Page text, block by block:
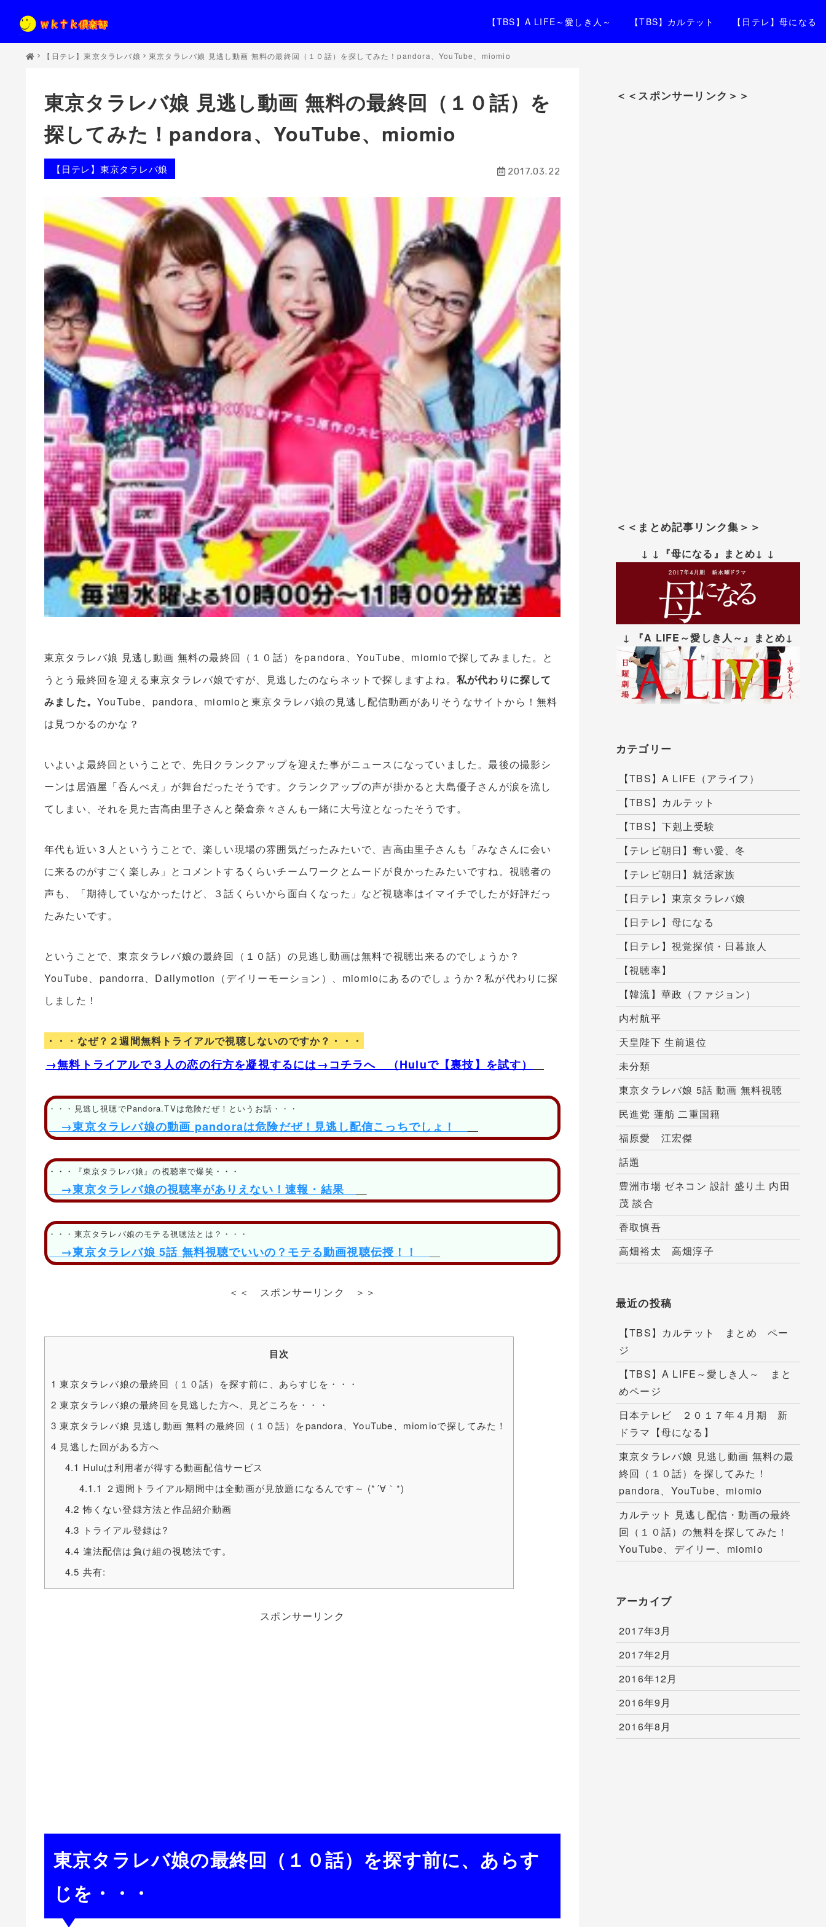
【TBS】A LIFE～愛しき人～ 【TBS】カルテット 【日テレ】母になる
【日テレ】東京タラレバ娘 東京タラレバ娘 見逃し動画 無料の最終回（１０話）を探してみた！pandora、YouTube、miomio
東京タラレバ娘 見逃し動画 無料の最終回（１０話）を
探してみた！pandora、YouTube、miomio
【日テレ】東京タラレバ娘 2017.03.22
東京タラレバ娘 見逃し動画 無料の最終回（１０話）をpandora、YouTube、miomioで探してみました。と
うとう最終回を迎える東京タラレバ娘ですが、見逃したのならネットで探しますよね。 私が代わりに探して
みました。 YouTube、pandora、miomioと東京タラレバ娘の見逃し配信動画がありそうなサイトから！無料
は見つかるのかな？
いよいよ最終回ということで、先日クランクアップを迎えた事がニュースになっていました。最後の撮影シ
ーンは居酒屋「呑んべえ」が舞台だったそうです。クランクアップの声が掛かると大島優子さんが涙を流し
てしまい、それを見た吉高由里子さんと榮倉奈々さんも一緒に大号泣となったそうです。
年代も近い３人といううことで、楽しい現場の雰囲気だったみたいで、吉高由里子さんも「みなさんに会い
に来るのがすごく楽しみ」とコメントするくらいチームワークとムードが良かったみたいですね。視聴者の
声も、「期待していなかったけど、３話くらいから面白くなった」など視聴率はイマイチでしたが好評だっ
たみたいです。
ということで、東京タラレバ娘の最終回（１０話）の見逃し動画は無料で視聴出来るのでしょうか？
YouTube、pandorra、Dailymotion（デイリーモーション）、miomioにあるのでしょうか？私が代わりに探
しました！
・・・なぜ？２週間無料トライアルで視聴しないのですか？・・・
→無料トライアルで３人の恋の行方を凝視するには→コチラへ （Huluで【裏技】を試す）
・・・見逃し視聴でPandora.TVは危険だぜ！というお話・・・
→東京タラレバ娘の動画 pandoraは危険だぜ！見逃し配信こっちでしょ！
・・・『東京タラレバ娘』の視聴率で爆笑・・・
→東京タラレバ娘の視聴率がありえない！速報・結果
・・・東京タラレバ娘のモテる視聴法とは？・・・
→東京タラレバ娘 5話 無料視聴でいいの？モテる動画視聴伝授！！
＜＜ スポンサーリンク ＞＞
目次
1 東京タラレバ娘の最終回（１０話）を探す前に、あらすじを・・・
2 東京タラレバ娘の最終回を見逃した方へ、見どころを・・・
3 東京タラレバ娘 見逃し動画 無料の最終回（１０話）をpandora、YouTube、miomioで探してみた！
4 見逃した回がある方へ
4.1 Huluは利用者が得する動画配信サービス
4.1.1
２週間トライアル期間中は全動画が見放題になるんです～ (*´∀｀*)
4.2 怖くない登録方法と作品紹介動画
4.3 トライアル登録は?
4.4 違法配信は負け組の視聴法です。
4.5 共有:
スポンサーリンク
東京タラレバ娘の最終回（１０話）を探す前に、あらす
じを・・・
＜＜スポンサーリンク＞＞
＜＜まとめ記事リンク集＞＞
↓ ↓『母になる』まとめ↓ ↓
↓ 『A LIFE～愛しき人～』まとめ↓
カテゴリー
【TBS】A LIFE（アライフ）
【TBS】カルテット
【TBS】下剋上受験
【テレビ朝日】奪い愛、冬
【テレビ朝日】就活家族
【日テレ】東京タラレバ娘
【日テレ】母になる
【日テレ】視覚探偵・日暮旅人
【視聴率】
【韓流】華政（ファジョン）
内村航平
天皇陛下 生前退位
未分類
東京タラレバ娘 5話 動画 無料視聴
民進党 蓮舫 二重国籍
福原愛 江宏傑
話題
豊洲市場 ゼネコン 設計 盛り土 内田
茂 談合
香取慎吾
高畑裕太 高畑淳子
最近の投稿
【TBS】カルテット まとめ ペー
ジ
【TBS】A LIFE～愛しき人～ まと
めページ
日本テレビ ２０１７年４月期 新
ドラマ【母になる】
東京タラレバ娘 見逃し動画 無料の最
終回（１０話）を探してみた！
pandora、YouTube、miomio
カルテット 見逃し配信・動画の最終
回（１０話）の無料を探してみた！
YouTube、デイリー、miomio
アーカイブ
2017年3月
2017年2月
2016年12月
2016年9月
2016年8月